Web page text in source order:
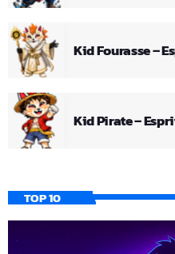
Kid Fourasse –
Kid Pirate –
TOP 10